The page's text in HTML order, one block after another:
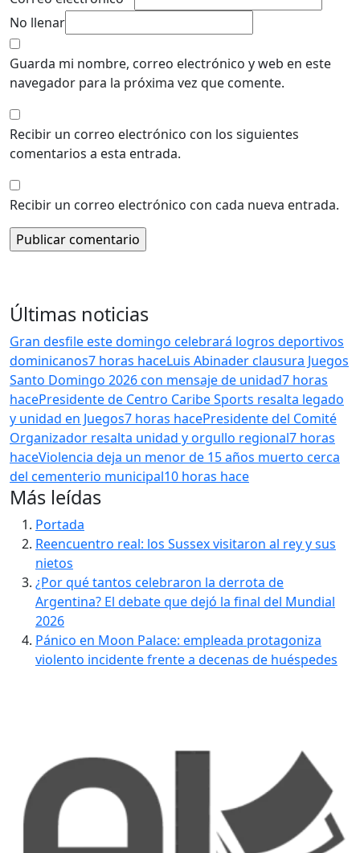
No llenar
Guarda mi nombre, correo electrónico y web en este
navegador para la próxima vez que comente.
Recibir un correo electrónico con los siguientes
comentarios a esta entrada.
Recibir un correo electrónico con cada nueva entrada.
Últimas noticias
Gran desfile este domingo celebrará logros deportivos
dominicanos7 horas haceLuis Abinader clausura Juegos
Santo Domingo 2026 con mensaje de unidad7 horas
hacePresidente de Centro Caribe Sports resalta legado
y unidad en Juegos7 horas hacePresidente del Comité
Organizador resalta unidad y orgullo regional7 horas
haceViolencia deja un menor de 15 años muerto cerca
del cementerio municipal10 horas hace
Más leídas
Portada
Reencuentro real: los Sussex visitaron al rey y sus
nietos
¿Por qué tantos celebraron la derrota de
Argentina? El debate que dejó la final del Mundial
2026
Pánico en Moon Palace: empleada protagoniza
violento incidente frente a decenas de huéspedes